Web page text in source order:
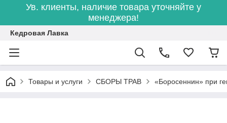
Ув. клиенты, наличие товара уточняйте у
менеджера!
Кедровая Лавка
Товары и услуги СБОРЫ ТРАВ «Боросеннин» при